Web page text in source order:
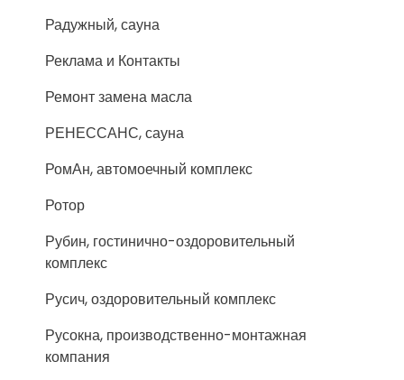
Радужный, сауна
Реклама и Контакты
Ремонт замена масла
РЕНЕССАНС, сауна
РомАн, автомоечный комплекс
Ротор
Рубин, гостинично-оздоровительный
комплекс
Русич, оздоровительный комплекс
Русокна, производственно-монтажная
компания